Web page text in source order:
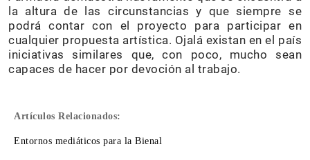
la altura de las circunstancias y que siempre se
podrá contar con el proyecto para participar en
cualquier propuesta artística. Ojalá existan en el país
iniciativas similares que, con poco, mucho sean
capaces de hacer por devoción al trabajo.
Artículos Relacionados:
Entornos mediáticos para la Bienal